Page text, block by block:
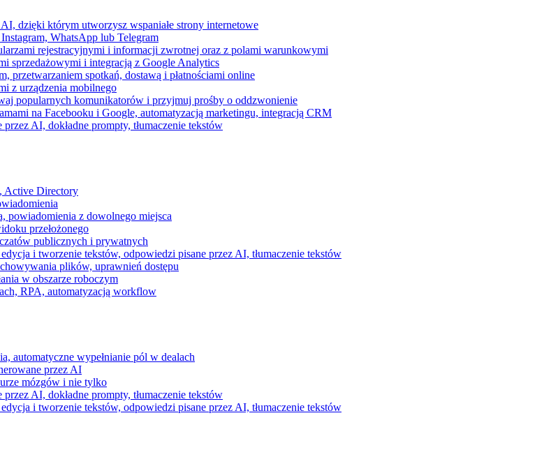
dzięki którym utworzysz wspaniałe strony internetowe
WhatsApp lub Telegram
rejestracyjnymi i informacji zwrotnej oraz z polami warunkowymi
sprzedażowymi i integracją z Google Analytics
przetwarzaniem spotkań, dostawą i płatnościami online
z urządzenia mobilnego
popularnych komunikatorów i przyjmuj prośby o oddzwonienie
na Facebooku i Google, automatyzacją marketingu, integracją CRM
AI, dokładne prompty, tłumaczenie tekstów
Active Directory
powiadomienia z dowolnego miejsca
przełożonego
publicznych i prywatnych
i tworzenie tekstów, odpowiedzi pisane przez AI, tłumaczenie tekstów
plików, uprawnień dostępu
w obszarze roboczym
RPA, automatyzacją workflow
automatyczne wypełnianie pól w dealach
przez AI
mózgów i nie tylko
AI, dokładne prompty, tłumaczenie tekstów
i tworzenie tekstów, odpowiedzi pisane przez AI, tłumaczenie tekstów